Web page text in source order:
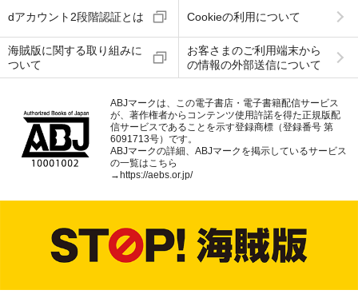
dアカウント2段階認証とは Cookieの利用について
海賊版に関する取り組みに
ついて
お客さまのご利用端末から
の情報の外部送信について
ABJマークは、この電子書店・電子書籍配信サービス
が、著作権者からコンテンツ使用許諾を得た正規版配
信サービスであることを示す登録商標（登録番号 第
6091713号）です。
ABJマークの詳細、ABJマークを掲示しているサービス
の一覧はこちら
→https://aebs.or.jp/